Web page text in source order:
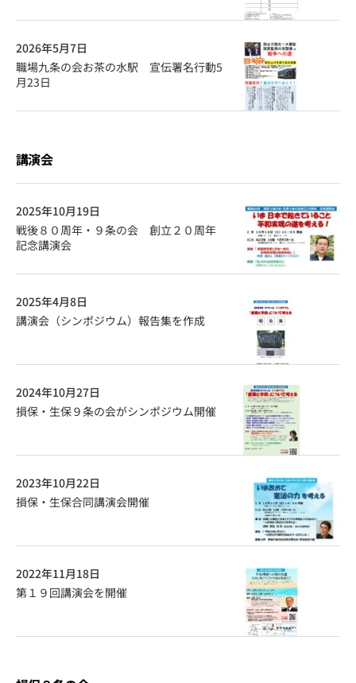
職場九条の会お茶の水駅 宣伝署名行動5
月23日
2026年5月7日
講演会
戦後８０周年・９条の会 創立２０周年
記念講演会
2025年10月19日
講演会（シンポジウム）報告集を作成
2025年4月8日
損保・生保９条の会がシンポジウム開催
2024年10月27日
損保・生保合同講演会開催
2023年10月22日
第１９回講演会を開催
2022年11月18日